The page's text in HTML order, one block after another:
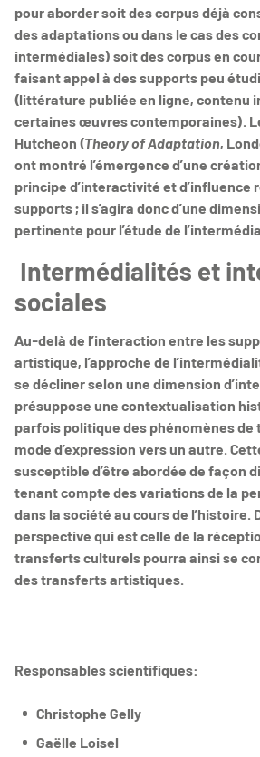
pour aborder soit des corpus déjà
des adaptations ou dans le cas des
intermédiales) soit des corpus en
faisant appel à des supports peu
(littérature publiée en ligne, contenu
certaines œuvres contemporaines).
Hutcheon (Theory of Adaptation,
ont montré l’émergence d’une
principe d’interactivité et d’influence
supports ; il s’agira donc d’une
pertinente pour l’étude de
Intermédialités et
sociales
Au-delà de l’interaction entre les
artistique, l’approche de
se décliner selon une dimension
présuppose une contextualisation
parfois politique des phénomènes de
mode d’expression vers un autre.
susceptible d’être abordée de façon
tenant compte des variations de la
dans la société au cours de l’histoire.
perspective qui est celle de la
transferts culturels pourra ainsi se
des transferts artistiques.
Responsables scientifiques:
Christophe Gelly
Gaëlle Loisel